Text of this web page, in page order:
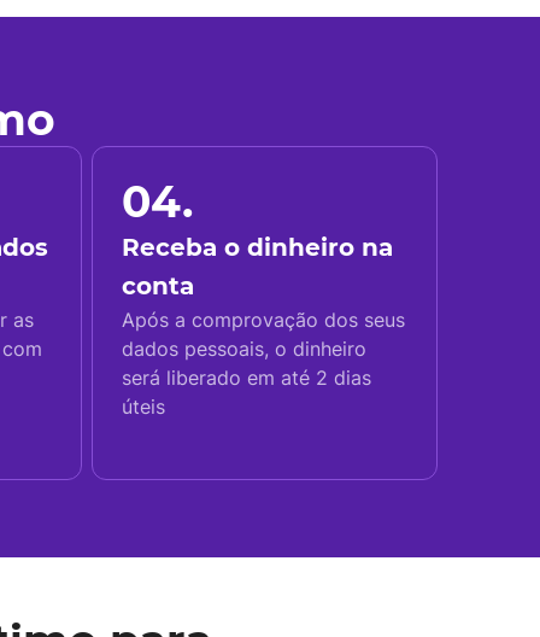
as
04.
Receba o dinheiro na
conta
Após a comprovação dos seus
dados pessoais, o dinheiro
será liberado em até 2 dias
úteis